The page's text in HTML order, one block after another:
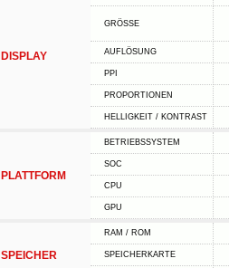
DISPLAY
GRÖSSE
AUFLÖSUNG
PPI
PROPORTIONEN
HELLIGKEIT / KONTRAST
PLATTFORM
BETRIEBSSYSTEM
SOC
CPU
GPU
SPEICHER
RAM / ROM
SPEICHERKARTE